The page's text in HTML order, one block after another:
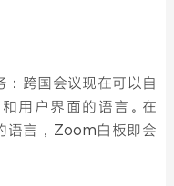
：跨国会议现在可以自
用户界面的语言。在
语言，Zoom白板即会